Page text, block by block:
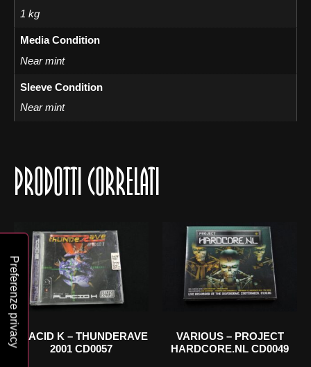
1 kg
Media Condition
Near mint
Sleeve Condition
Near mint
PRODOTTI CORRELATI
PLACID K ‎– THUNDERAVE
2001 CD0057
VARIOUS ‎– PROJECT
HARDCORE.NL CD0049